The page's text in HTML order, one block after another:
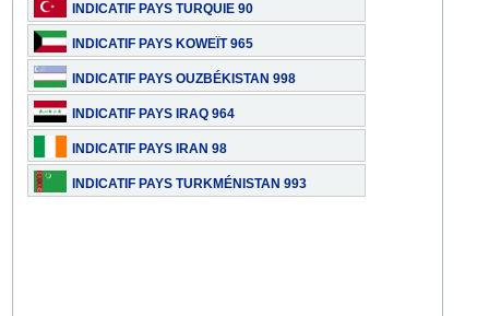
INDICATIF PAYS TURQUIE 90
INDICATIF PAYS KOWEÏT 965
INDICATIF PAYS OUZBÉKISTAN 998
INDICATIF PAYS IRAQ 964
INDICATIF PAYS IRAN 98
INDICATIF PAYS TURKMÉNISTAN 993